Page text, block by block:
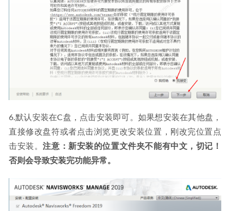
6.默认安装在C盘，点击安装即可。如果想安装在其他盘，
直接修改盘符或者点击浏览更改安装位置，刚改完位置点
击安装。注意：新安装的位置文件夹不能有中文，切记！
否则会导致安装完功能异常。